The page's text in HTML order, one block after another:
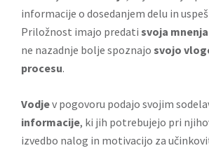
informacije o dosedanjem delu in
Priložnost imajo predati svoja mnenja
ne nazadnje bolje spoznajo svojo
procesu.
Vodjev pogovoru podajo svojim
informacije, ki jih potrebujejo pri
izvedbo nalog in motivacijo za